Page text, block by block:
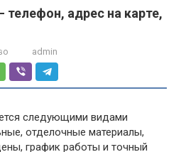
адрес на карте,
admin
следующими видами
отделочные материалы,
график работы и точный